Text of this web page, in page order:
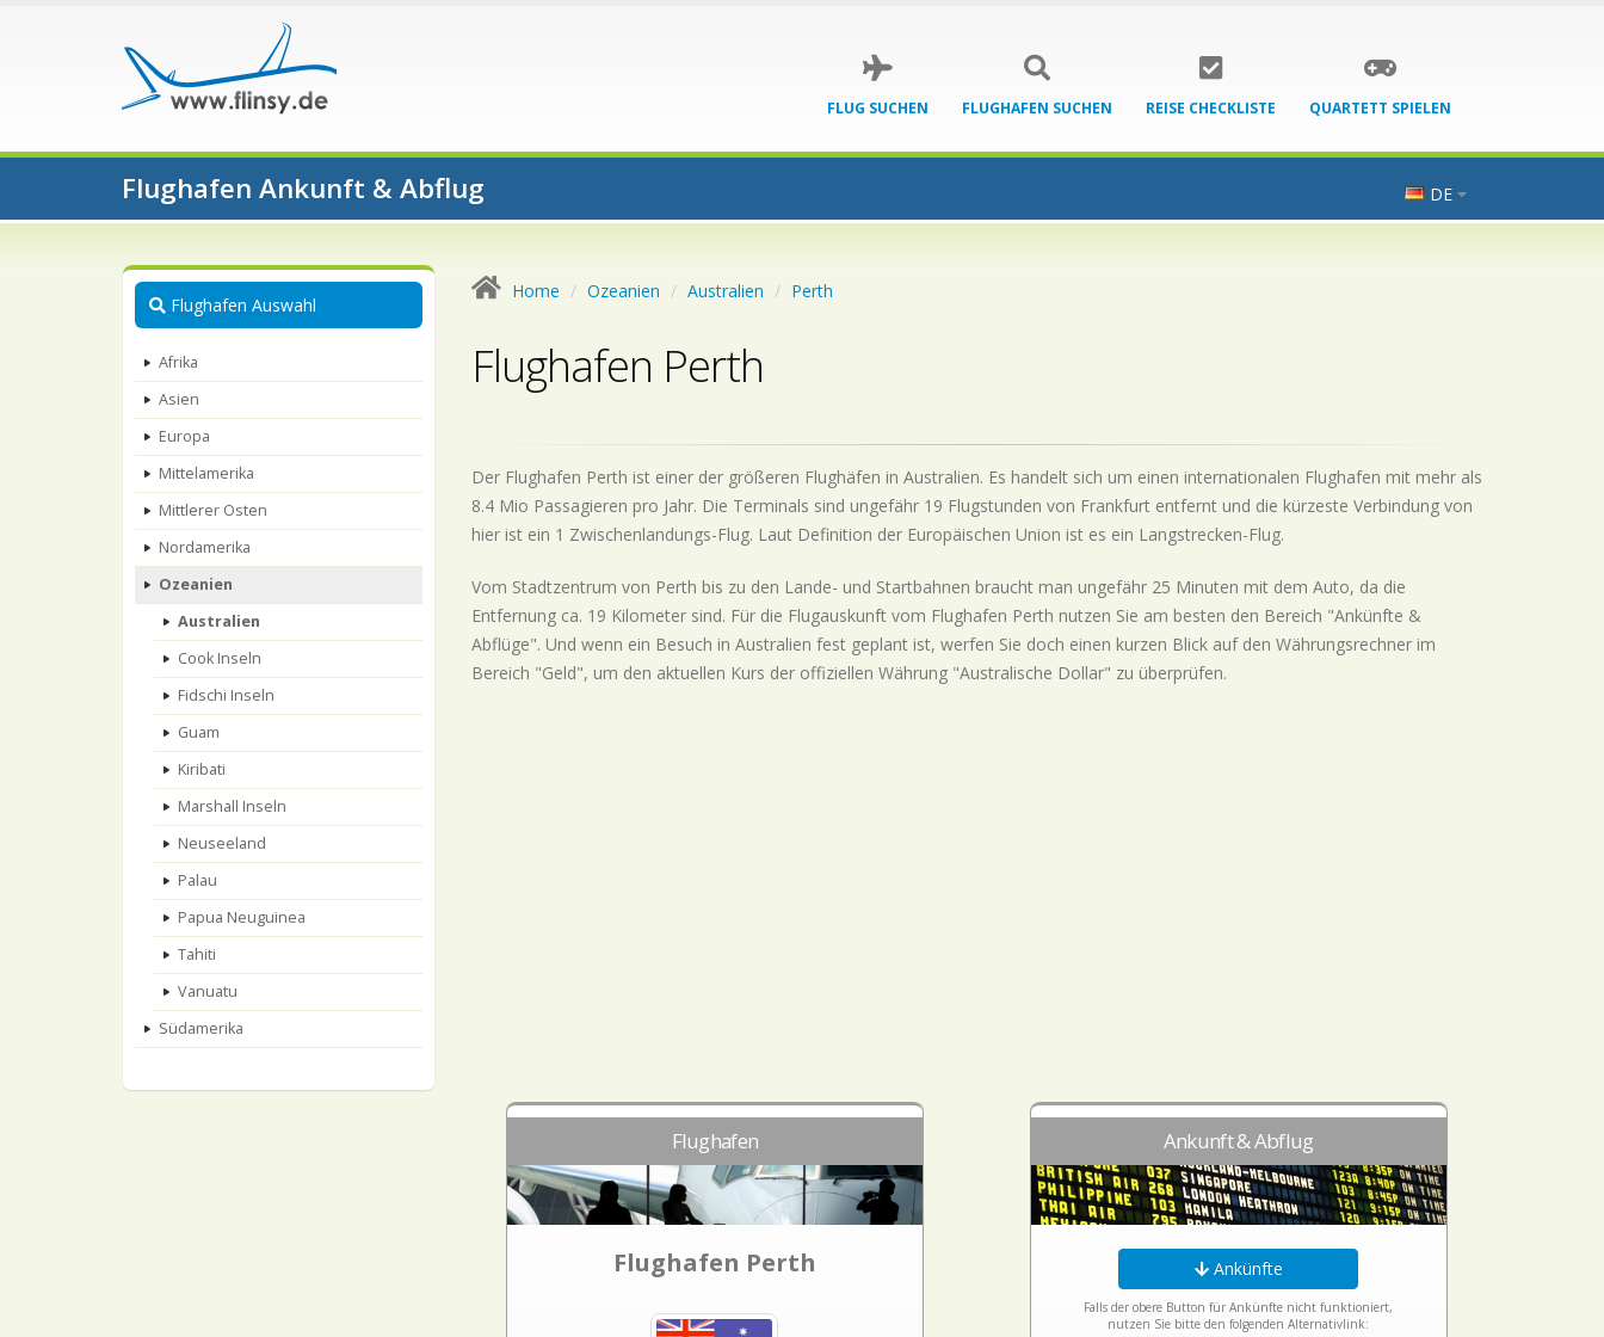
FLUG SUCHEN FLUGHAFEN SUCHEN REISE CHECKLISTE QUARTETT SPIELEN
Flughafen Ankunft & Abflug DE
Flughafen Auswahl
Afrika
Asien
Europa
Mittelamerika
Mittlerer Osten
Nordamerika
Ozeanien
Australien
Cook Inseln
Fidschi Inseln
Guam
Kiribati
Marshall Inseln
Neuseeland
Palau
Papua Neuguinea
Tahiti
Vanuatu
Südamerika
Home Ozeanien Australien Perth
Flughafen Perth
Der Flughafen Perth ist einer der größeren Flughäfen in Australien. Es handelt sich um einen internationalen Flughafen mit mehr als
8.4 Mio Passagieren pro Jahr. Die Terminals sind ungefähr 19 Flugstunden von Frankfurt entfernt und die kürzeste Verbindung von
hier ist ein 1 Zwischenlandungs-Flug. Laut Definition der Europäischen Union ist es ein Langstrecken-Flug.
Vom Stadtzentrum von Perth bis zu den Lande- und Startbahnen braucht man ungefähr 25 Minuten mit dem Auto, da die
Entfernung ca. 19 Kilometer sind. Für die Flugauskunft vom Flughafen Perth nutzen Sie am besten den Bereich "Ankünfte &
Abflüge". Und wenn ein Besuch in Australien fest geplant ist, werfen Sie doch einen kurzen Blick auf den Währungsrechner im
Bereich "Geld", um den aktuellen Kurs der offiziellen Währung "Australische Dollar" zu überprüfen.
Flughafen
Flughafen Perth
Ankunft & Abflug
Ankünfte
Falls der obere Button für Ankünfte nicht funktioniert,
nutzen Sie bitte den folgenden Alternativlink: